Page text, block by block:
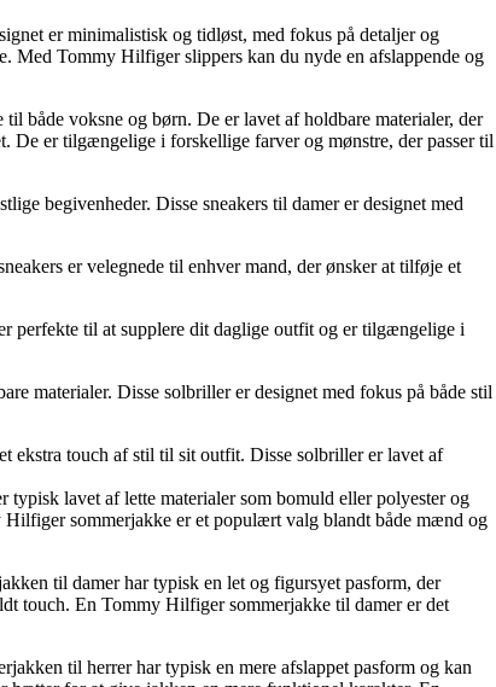
er minimalistisk og tidløst, med fokus på detaljer og
Med Tommy Hilfiger slippers kan du nyde en afslappende og
både voksne og børn. De er lavet af holdbare materialer, der
De er tilgængelige i forskellige farver og mønstre, der passer til
begivenheder. Disse sneakers til damer er designet med
er velegnede til enhver mand, der ønsker at tilføje et
perfekte til at supplere dit daglige outfit og er tilgængelige i
materialer. Disse solbriller er designet med fokus på både stil
ekstra touch af stil til sit outfit. Disse solbriller er lavet af
lavet af lette materialer som bomuld eller polyester og
sommerjakke er et populært valg blandt både mænd og
til damer har typisk en let og figursyet pasform, der
touch. En Tommy Hilfiger sommerjakke til damer er det
til herrer har typisk en mere afslappet pasform og kan